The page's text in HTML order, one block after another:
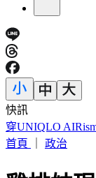
快訊
車禍後頭痛數月
題